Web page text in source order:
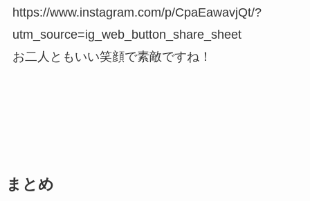
https://www.instagram.com/p/CpaEawavjQt/?
utm_source=ig_web_button_share_sheet
お二人ともいい笑顔で素敵ですね！
まとめ